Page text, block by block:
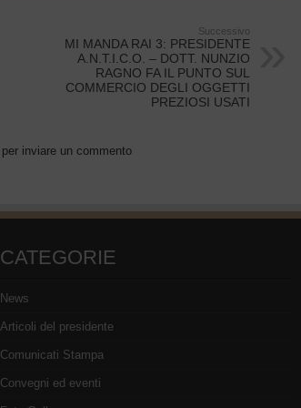
Successivo
MI MANDA RAI 3: PRESIDENTE
A.N.T.I.C.O. – DOTT. NUNZIO
RAGNO FA IL PUNTO SUL
COMMERCIO DEGLI OGGETTI
PREZIOSI USATI
per inviare un commento
CATEGORIE
News
Articoli del presidente
Comunicati Stampa
Convegni ed eventi